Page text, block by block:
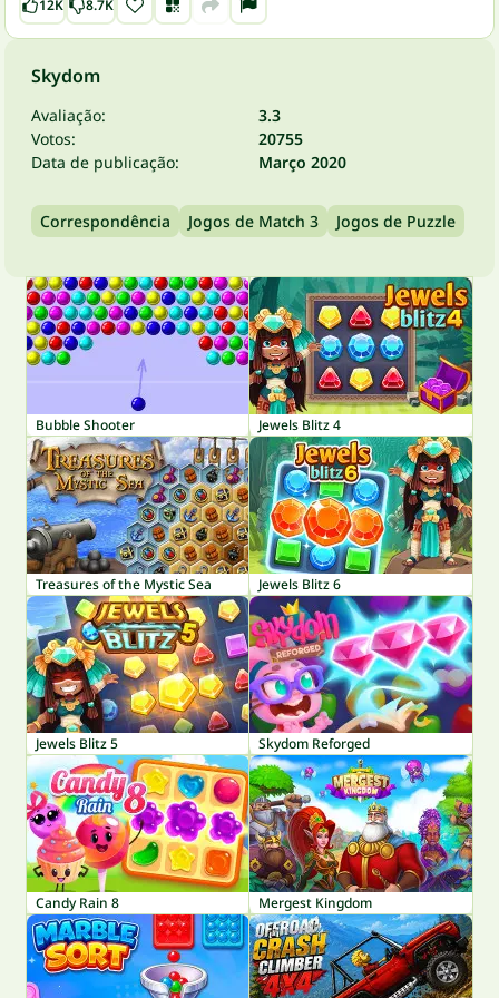
12K 8.7K
Skydom
Avaliação:
3.3
Votos:
20755
Data de publicação:
Março 2020
Correspondência Jogos de Match 3 Jogos de Puzzle
Bubble Shooter Jewels Blitz 4
Treasures of the Mystic Sea Jewels Blitz 6
Jewels Blitz 5 Skydom Reforged
Candy Rain 8 Mergest Kingdom